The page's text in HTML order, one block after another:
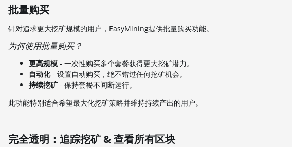
批量购买
针对追求更大挖矿规模的用户，EasyMining提供批量购买功能。
为何使用批量购买？
更高规模 - 一次性购买多个套餐获得更大挖矿潜力。
自动化- 设置自动购买，绝不错过任何挖矿机会。
持续挖矿 - 保持套餐不间断运行。
此功能特别适合希望最大化挖矿策略并维持持续产出的用户。
完全透明：追踪挖矿 & 查看所有区块